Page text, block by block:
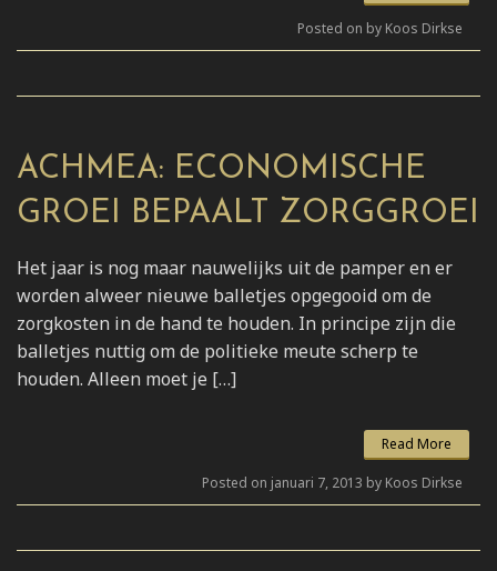
Posted on by Koos Dirkse
ACHMEA: ECONOMISCHE
GROEI BEPAALT ZORGGROEI
Het jaar is nog maar nauwelijks uit de pamper en er
worden alweer nieuwe balletjes opgegooid om de
zorgkosten in de hand te houden. In principe zijn die
balletjes nuttig om de politieke meute scherp te
houden. Alleen moet je […]
Read More
Posted on januari 7, 2013 by Koos Dirkse